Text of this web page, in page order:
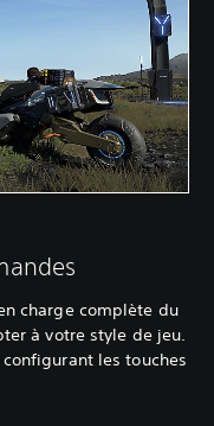
charge complète du
à votre style de jeu.
les touches